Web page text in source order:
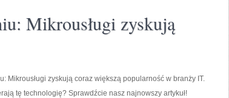
Mikrousługi zyskują
Mikrousługi zyskują coraz większą popularność w branży IT.
tę technologię? Sprawdźcie nasz najnowszy artykuł!